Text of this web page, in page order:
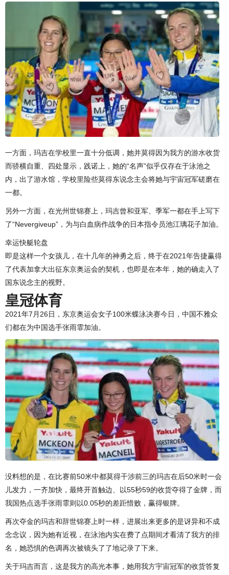
一方面，玛吉在学校里一直十分低调，她并莫得因为我方的游水收货
而骄横自重、四处显示，践诺上，她的“名声”似乎仅存在于泳池之
内，出了游水馆，学校里险些莫得东说念主会将她与宇宙冠军磋磨在
一都。
另外一方面，在光州世锦赛上，玛吉曾和亚军、季军一都在手上写下
了“Nevergiveup”，为与白血病作战争的日本指令员池江璃花子加油。
幸运快艇轮盘
即是这样一个女孩儿，在十几年的神勇之后，终于在2021年告捷赢得
了代表加拿大出征东京奥运会的契机，也即是在本年，她的确走入了
国东说念主的视野。
皇冠体育
2021年7月26日，东京奥运会女子100米蝶泳决赛今日，中国不雅众
们都在为中国选手张雨霏加油。
没料想的是，在比赛前50米中都莫得干涉前三的玛吉在后50米时一会
儿发力，一齐加快，最终开首触边、以55秒59的收货夺得了金牌，而
我国热点选手张雨霏则以0.05秒的差距惜败，赢得银牌。
再次夺金的玛吉和辞世锦赛上时一样，进展出来更多的是讶异和不成
念念议，因为她有近视，在泳池内实在费了点期间才看清了我方的排
名，她恐惧的色调再次被镜头了了地记录了下来。
关于玛吉而言，这是我方的高光本事，她用我方宇宙冠军的收货答复